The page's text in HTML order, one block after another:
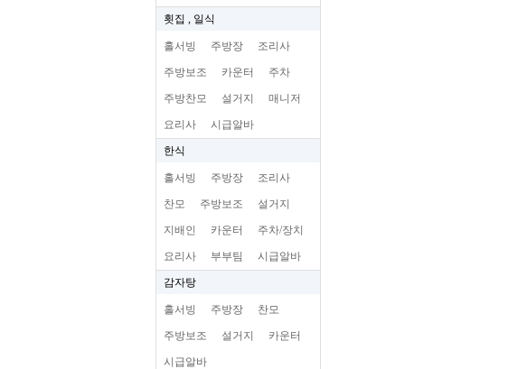
횟집 , 일식
홀서빙 주방장 조리사
주방보조 카운터 주차
주방찬모 설거지 매니저
요리사 시급알바
한식
홀서빙 주방장 조리사
찬모 주방보조 설거지
지배인 카운터 주차/장치
요리사 부부팀 시급알바
감자탕
홀서빙 주방장 찬모
주방보조 설거지 카운터
시급알바